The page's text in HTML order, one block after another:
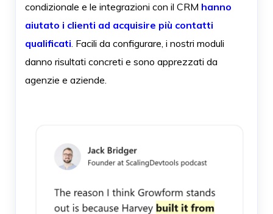
condizionale e le integrazioni con il CRM hanno
aiutato i clienti ad acquisire più contatti
qualificati. Facili da configurare, i nostri moduli
danno risultati concreti e sono apprezzati da
agenzie e aziende.